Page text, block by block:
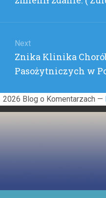
Next
Next
post:
Znika Klinika
Pasożytniczych w
2026 Blog o Komentarzach —